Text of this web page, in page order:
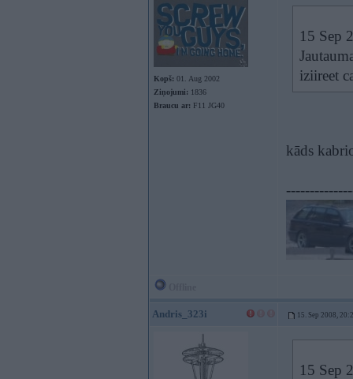
Kopš: 01. Aug 2002
Ziņojumi: 1836
Braucu ar: F11 JG40
15 Sep
iziireet
kāds
Andris_323i 15. Sep 2008,
15 Sep